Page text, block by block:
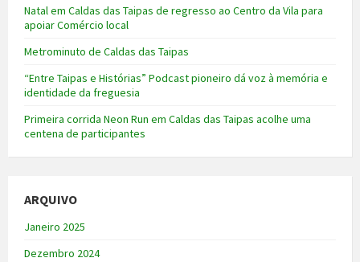
Natal em Caldas das Taipas de regresso ao Centro da Vila para
apoiar Comércio local
Metrominuto de Caldas das Taipas
“Entre Taipas e Histórias” Podcast pioneiro dá voz à memória e
identidade da freguesia
Primeira corrida Neon Run em Caldas das Taipas acolhe uma
centena de participantes
ARQUIVO
Janeiro 2025
Dezembro 2024